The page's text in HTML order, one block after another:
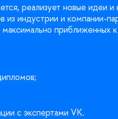
реализует новые идеи и
из индустрии и компании-
приближенных
с экспертами VK.